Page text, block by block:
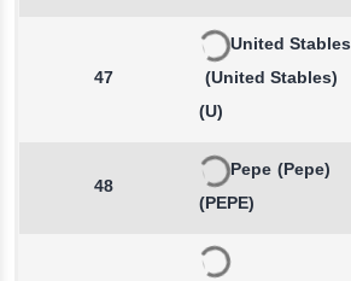
47
United Stables
(United Stables)
(U)
48
Pepe (Pepe)
(PEPE)